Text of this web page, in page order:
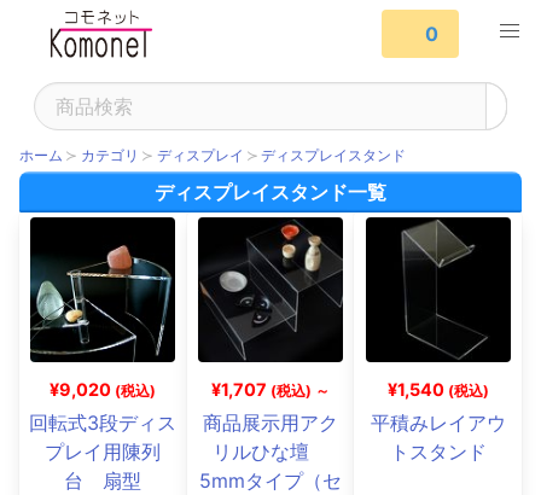
0
ホーム カテゴリ ディスプレイ ディスプレイスタンド
ディスプレイスタンド一覧
¥9,020 (税込)
回転式3段ディス
プレイ用陳列
台 扇型
¥1,707 (税込) ～
商品展示用アク
リルひな壇
5mmタイプ（セ
¥1,540 (税込)
平積みレイアウ
トスタンド